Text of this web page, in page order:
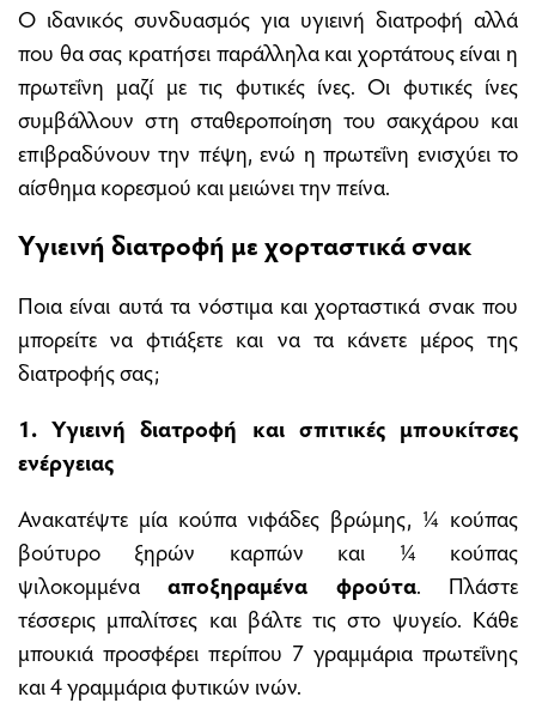
Ο ιδανικός συνδυασμός για υγιεινή διατροφή αλλά
που θα σας κρατήσει παράλληλα και χορτάτους είναι η
πρωτεΐνη μαζί με τις φυτικές ίνες. Οι φυτικές ίνες
συμβάλλουν στη σταθεροποίηση του σακχάρου και
επιβραδύνουν την πέψη, ενώ η πρωτεΐνη ενισχύει το
αίσθημα κορεσμού και μειώνει την πείνα.
Υγιεινή διατροφή με χορταστικά σνακ
Ποια είναι αυτά τα νόστιμα και χορταστικά σνακ που
μπορείτε να φτιάξετε και να τα κάνετε μέρος της
διατροφής σας;
1. Υγιεινή διατροφή και σπιτικές μπουκίτσες
ενέργειας
Ανακατέψτε μία κούπα νιφάδες βρώμης, ¼ κούπας
βούτυρο ξηρών καρπών και ¼ κούπας
ψιλοκομμένααποξηραμένα φρούτα. Πλάστε
τέσσερις μπαλίτσες και βάλτε τις στο ψυγείο. Κάθε
μπουκιά προσφέρει περίπου 7 γραμμάρια πρωτεΐνης
και 4 γραμμάρια φυτικών ινών.